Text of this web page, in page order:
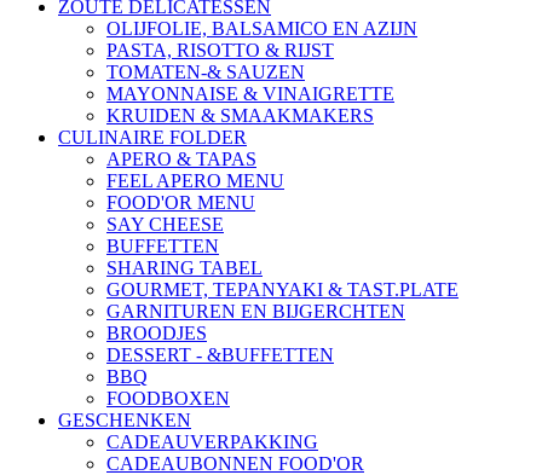
ZOUTE DELICATESSEN
OLIJFOLIE, BALSAMICO EN AZIJN
PASTA, RISOTTO & RIJST
TOMATEN-& SAUZEN
MAYONNAISE & VINAIGRETTE
KRUIDEN & SMAAKMAKERS
CULINAIRE FOLDER
APERO & TAPAS
FEEL APERO MENU
FOOD'OR MENU
SAY CHEESE
BUFFETTEN
SHARING TABEL
GOURMET, TEPANYAKI & TAST.PLATE
GARNITUREN EN BIJGERCHTEN
BROODJES
DESSERT - &BUFFETTEN
BBQ
FOODBOXEN
GESCHENKEN
CADEAUVERPAKKING
CADEAUBONNEN FOOD'OR